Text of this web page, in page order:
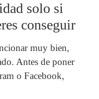
solo si
conseguir
muy bien,
Antes de poner
o Facebook,